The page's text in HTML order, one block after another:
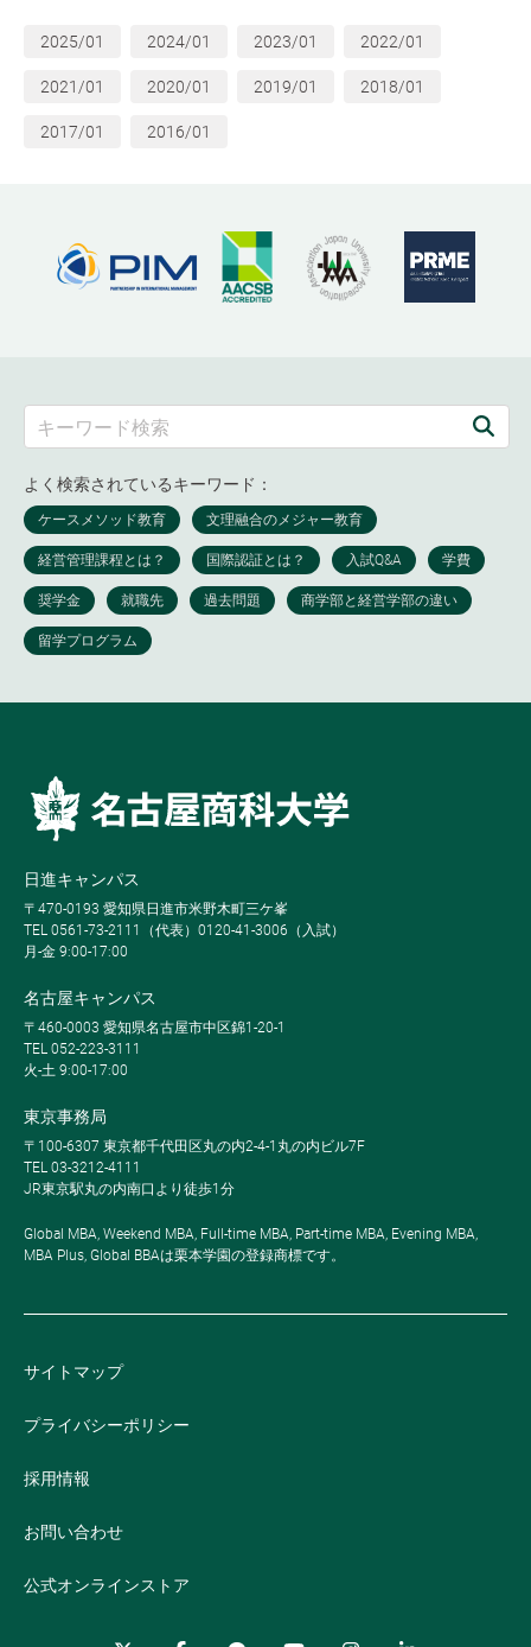
2025/01 2024/01 2023/01 2022/01
2021/01 2020/01 2019/01 2018/01
2017/01 2016/01
よく検索されているキーワード：
日進キャンパス
〒470-0193 愛知県日進市米野木町三ケ峯
TEL 0561-73-2111（代表）0120-41-3006（入試）
月-金 9:00-17:00
名古屋キャンパス
〒460-0003 愛知県名古屋市中区錦1-20-1
TEL 052-223-3111
火-土 9:00-17:00
東京事務局
〒100-6307 東京都千代田区丸の内2-4-1丸の内ビル7F
TEL 03-3212-4111
JR東京駅丸の内南口より徒歩1分
Global MBA, Weekend MBA, Full-time MBA, Part-time MBA, Evening MBA,
MBA Plus, Global BBAは栗本学園の登録商標です。
サイトマップ
プライバシーポリシー
採用情報
お問い合わせ
公式オンラインストア